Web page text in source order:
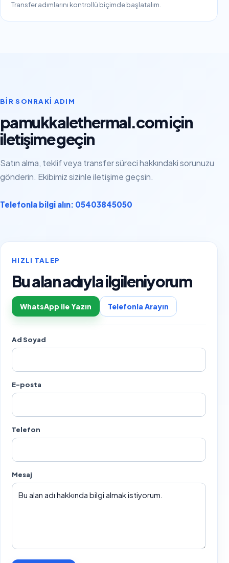
Transfer adımlarını kontrollü biçimde başlatalım.
BIR SONRAKI ADIM
pamukkalethermal.com için
iletişime geçin
Satın alma, teklif veya transfer süreci hakkındaki sorunuzu
gönderin. Ekibimiz sizinle iletişime geçsin.
Telefonla bilgi alın: 05403845050
HIZLI TALEP
Bu alan adıyla ilgileniyorum
WhatsApp ile Yazın Telefonla Arayın
Ad Soyad
E-posta
Telefon
Mesaj